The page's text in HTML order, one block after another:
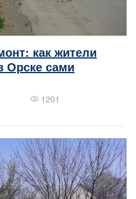
как жители
Орске сами
1201